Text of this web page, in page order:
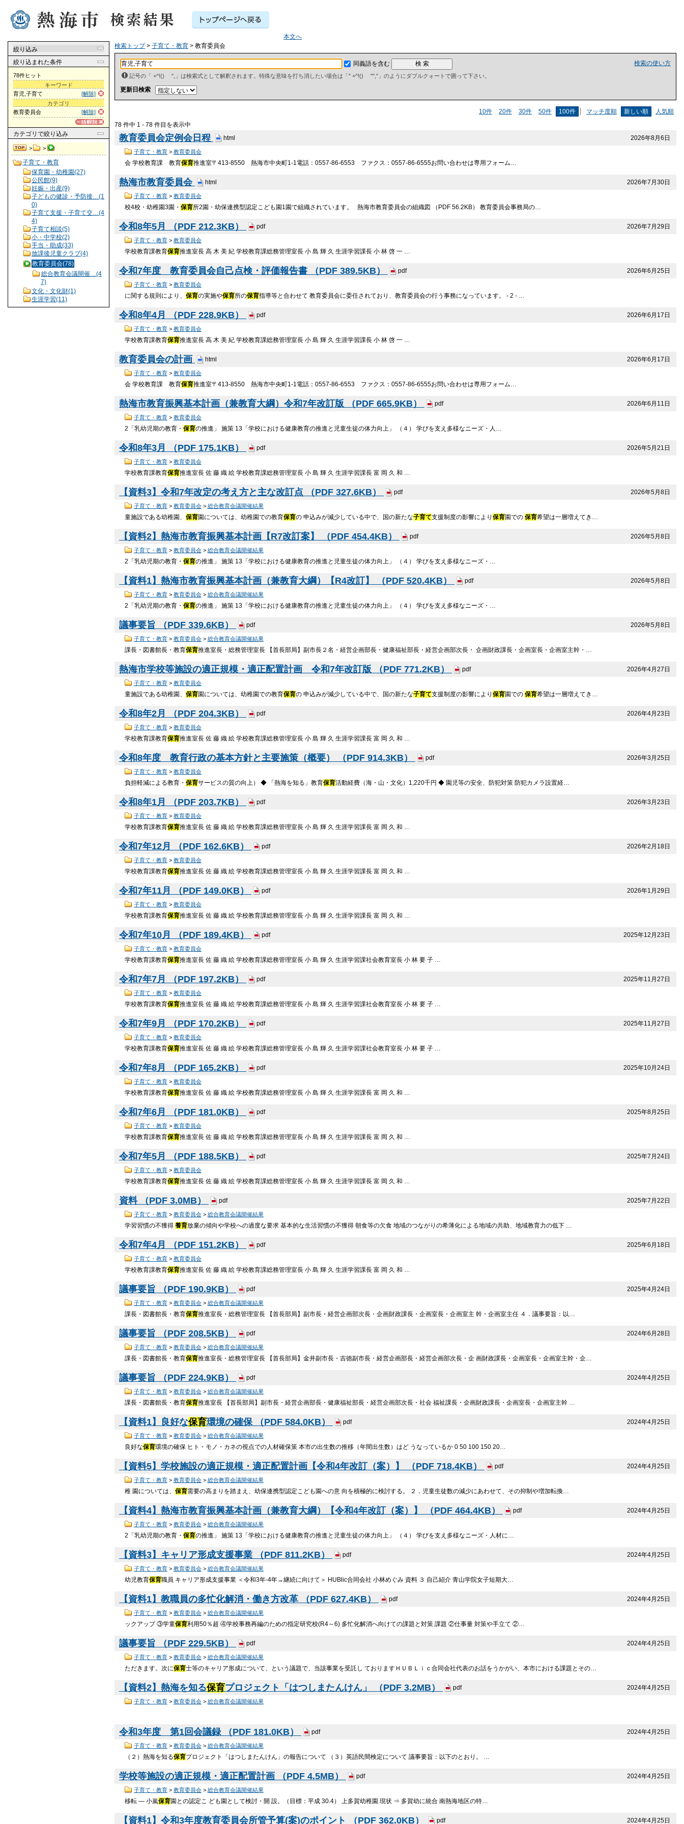
本文へ
絞り込み
絞り込まれた条件
78件ヒット
キーワード
[解除]
育児,子育て
カテゴリ
[解除]
教育委員会
カテゴリ で絞り込み
> >
子育て・教育
保育園・幼稚園(27)
公民館(9)
妊娠・出産(9)
子どもの健診・予防接…(1
0)
子育て支援・子育て交…(4
4)
子育て相談(5)
小・中学校(2)
手当・助成(33)
放課後児童クラブ(4)
教育委員会(78)
総合教育会議開催…(4
7)
文化・文化財(1)
生涯学習(11)
検索トップ> 子育て・教育 > 教育委員会
検索の使い方
同義語を含む
記号の「 +^!() ",」は検索式として解釈されます。特殊な意味を打ち消したい場合は「" +^!() "","」のようにダブルクォートで囲って下さい。
更新日検索
10件 20件 30件 50件 100件 マッチ度順 新しい順
人気順
78 件中 1 - 78 件目を表示中
2026年8月6日
教育委員会定例会日程 html
子育て・教育> 教育委員会
会 学校教育課 教育保育推進室〒413-8550 熱海市中央町1-1電話：0557-86-6553 ファクス：0557-86-6555お問い合わせは専用フォーム…
2026年7月30日
熱海市教育委員会 html
子育て・教育> 教育委員会
校4校・幼稚園3園・保育所2園・幼保連携型認定こども園1園で組織されています。 熱海市教育委員会の組織図 （PDF 56.2KB） 教育委員会事務局の…
2026年7月29日
令和8年5月 （PDF 212.3KB） pdf
子育て・教育> 教育委員会
学校教育課教育保育推進室長 高 木 美 紀 学校教育課総務管理室長 小 島 輝 久 生涯学習課長 小 林 啓 一 …
2026年6月25日
令和7年度 教育委員会自己点検・評価報告書 （PDF 389.5KB） pdf
子育て・教育> 教育委員会
に関する規則により、保育の実施や保育所の保育指導等と合わせて 教育委員会に委任されており、教育委員会の行う事務になっています。 - 2 - …
2026年6月17日
令和8年4月 （PDF 228.9KB） pdf
子育て・教育> 教育委員会
学校教育課教育保育推進室長 高 木 美 紀 学校教育課総務管理室長 小 島 輝 久 生涯学習課長 小 林 啓 一 …
2026年6月17日
教育委員会の計画 html
子育て・教育> 教育委員会
会 学校教育課 教育保育推進室〒413-8550 熱海市中央町1-1電話：0557-86-6553 ファクス：0557-86-6555お問い合わせは専用フォーム…
2026年6月11日
熱海市教育振興基本計画（兼教育大綱）令和7年改訂版 （PDF 665.9KB） pdf
子育て・教育> 教育委員会
2「乳幼児期の教育・保育の推進」 施策 13「学校における健康教育の推進と児童生徒の体力向上」 （４） 学びを支え多様なニーズ・人…
2026年5月21日
令和8年3月 （PDF 175.1KB） pdf
子育て・教育> 教育委員会
学校教育課教育保育推進室長 佐 藤 織 絵 学校教育課総務管理室長 小 島 輝 久 生涯学習課長 富 岡 久 和 …
2026年5月8日
【資料3】令和7年改定の考え方と主な改訂点 （PDF 327.6KB） pdf
子育て・教育> 教育委員会> 総合教育会議開催結果
童施設である幼稚園、保育園については、幼稚園での教育保育の 申込みが減少している中で、国の新たな子育て支援制度の影響により保育園での保育希望は一層増えてき…
2026年5月8日
【資料2】熱海市教育振興基本計画【R7改訂案】 （PDF 454.4KB） pdf
子育て・教育> 教育委員会> 総合教育会議開催結果
2「乳幼児期の教育・保育の推進」 施策 13「学校における健康教育の推進と児童生徒の体力向上」 （４） 学びを支え多様なニーズ・…
2026年5月8日
【資料1】熱海市教育振興基本計画（兼教育大綱）【R4改訂】 （PDF 520.4KB） pdf
子育て・教育> 教育委員会> 総合教育会議開催結果
2「乳幼児期の教育・保育の推進」 施策 13「学校における健康教育の推進と児童生徒の体力向上」 （４） 学びを支え多様なニーズ・…
2026年5月8日
議事要旨 （PDF 339.6KB） pdf
子育て・教育> 教育委員会> 総合教育会議開催結果
課長・図書館長・教育保育推進室長・総務管理室長 【首長部局】副市長２名・経営企画部長・健康福祉部長・経営企画部次長・ 企画財政課長・企画室長・企画室主幹・…
2026年4月27日
熱海市学校等施設の適正規模・適正配置計画 令和7年改訂版 （PDF 771.2KB） pdf
子育て・教育> 教育委員会
童施設である幼稚園、保育園については、幼稚園での教育保育の 申込みが減少している中で、国の新たな子育て支援制度の影響により保育園での保育希望は一層増えてき…
2026年4月23日
令和8年2月 （PDF 204.3KB） pdf
子育て・教育> 教育委員会
学校教育課教育保育推進室長 佐 藤 織 絵 学校教育課総務管理室長 小 島 輝 久 生涯学習課長 富 岡 久 和 …
2026年3月25日
令和8年度 教育行政の基本方針と主要施策（概要） （PDF 914.3KB） pdf
子育て・教育> 教育委員会
負担軽減による教育・保育サービスの質の向上） ◆ 「熱海を知る」教育保育活動経費（海・山・文化）1,220千円 ◆ 園児等の安全、防犯対策 防犯カメラ設置経…
2026年3月23日
令和8年1月 （PDF 203.7KB） pdf
子育て・教育> 教育委員会
学校教育課教育保育推進室長 佐 藤 織 絵 学校教育課総務管理室長 小 島 輝 久 生涯学習課長 富 岡 久 和 …
2026年2月18日
令和7年12月 （PDF 162.6KB） pdf
子育て・教育> 教育委員会
学校教育課教育保育推進室長 佐 藤 織 絵 学校教育課総務管理室長 小 島 輝 久 生涯学習課長 富 岡 久 和 …
2026年1月29日
令和7年11月 （PDF 149.0KB） pdf
子育て・教育> 教育委員会
学校教育課教育保育推進室長 佐 藤 織 絵 学校教育課総務管理室長 小 島 輝 久 生涯学習課長 富 岡 久 和 …
2025年12月23日
令和7年10月 （PDF 189.4KB） pdf
子育て・教育> 教育委員会
学校教育課教育保育推進室長 佐 藤 織 絵 学校教育課総務管理室長 小 島 輝 久 生涯学習課社会教育室長 小 林 要 子 …
2025年11月27日
令和7年7月 （PDF 197.2KB） pdf
子育て・教育> 教育委員会
学校教育課教育保育推進室長 佐 藤 織 絵 学校教育課総務管理室長 小 島 輝 久 生涯学習課社会教育室長 小 林 要 子 …
2025年11月27日
令和7年9月 （PDF 170.2KB） pdf
子育て・教育> 教育委員会
学校教育課教育保育推進室長 佐 藤 織 絵 学校教育課総務管理室長 小 島 輝 久 生涯学習課社会教育室長 小 林 要 子 …
2025年10月24日
令和7年8月 （PDF 165.2KB） pdf
子育て・教育> 教育委員会
学校教育課教育保育推進室長 佐 藤 織 絵 学校教育課総務管理室長 小 島 輝 久 生涯学習課長 富 岡 久 和 …
2025年8月25日
令和7年6月 （PDF 181.0KB） pdf
子育て・教育> 教育委員会
学校教育課教育保育推進室長 佐 藤 織 絵 学校教育課総務管理室長 小 島 輝 久 生涯学習課長 富 岡 久 和 …
2025年7月24日
令和7年5月 （PDF 188.5KB） pdf
子育て・教育> 教育委員会
学校教育課教育保育推進室長 佐 藤 織 絵 学校教育課総務管理室長 小 島 輝 久 生涯学習課長 富 岡 久 和 …
2025年7月22日
資料 （PDF 3.0MB） pdf
子育て・教育> 教育委員会> 総合教育会議開催結果
学習習慣の不獲得養育放棄の傾向や学校への過度な要求 基本的な生活習慣の不獲得 朝食等の欠食 地域のつながりの希薄化による地域の共助、地域教育力の低下 …
2025年6月18日
令和7年4月 （PDF 151.2KB） pdf
子育て・教育> 教育委員会
学校教育課教育保育推進室長 佐 藤 織 絵 学校教育課総務管理室長 小 島 輝 久 生涯学習課長 富 岡 久 和 …
2025年4月24日
議事要旨 （PDF 190.9KB） pdf
子育て・教育> 教育委員会> 総合教育会議開催結果
課長・図書館長・教育保育推進室長・総務管理室長 【首長部局】副市長・経営企画部次長・企画財政課長・企画室長・企画室主 幹・企画室主任 ４．議事要旨：以…
2024年6月28日
議事要旨 （PDF 208.5KB） pdf
子育て・教育> 教育委員会> 総合教育会議開催結果
課長・図書館長・教育保育推進室長・総務管理室長 【首長部局】金井副市長・吉徳副市長・経営企画部長・経営企画部次長・企 画財政課長・企画室長・企画室主幹・企…
2024年4月25日
議事要旨 （PDF 224.9KB） pdf
子育て・教育> 教育委員会> 総合教育会議開催結果
課長・図書館長・教育保育推進室長 【首長部局】副市長・経営企画部長・健康福祉部長・経営企画部次長・社会 福祉課長・企画財政課長・企画室長・企画室主幹 …
2024年4月25日
【資料1】良好な保育環境の確保 （PDF 584.0KB） pdf
子育て・教育> 教育委員会> 総合教育会議開催結果
良好な保育環境の確保 ヒト・モノ・カネの視点での人材確保策 本市の出生数の推移（年間出生数）はど うなっているか 0 50 100 150 20…
2024年4月25日
【資料5】学校施設の適正規模・適正配置計画【令和4年改訂（案）】 （PDF 718.4KB） pdf
子育て・教育> 教育委員会> 総合教育会議開催結果
稚 園については、保育需要の高まりを踏まえ、幼保連携型認定こども園への意 向を積極的に検討する。 ２．児童生徒数の減少にあわせて、その抑制や増加転換…
2024年4月25日
【資料4】熱海市教育振興基本計画（兼教育大綱）【令和4年改訂（案）】 （PDF 464.4KB） pdf
子育て・教育> 教育委員会> 総合教育会議開催結果
2「乳幼児期の教育・保育の推進」 施策 13「学校における健康教育の推進と児童生徒の体力向上」 （４） 学びを支え多様なニーズ・人材に…
2024年4月25日
【資料3】キャリア形成支援事業 （PDF 811.2KB） pdf
子育て・教育> 教育委員会> 総合教育会議開催結果
幼児教育保育職員 キャリア形成支援事業 ＜令和3年-4年→継続に向けて＞ HUBlic合同会社 小林めぐみ 資料 ３ 自己紹介 青山学院女子短期大…
2024年4月25日
【資料1】教職員の多忙化解消・働き方改革 （PDF 627.4KB） pdf
子育て・教育> 教育委員会> 総合教育会議開催結果
ックアップ ③学童保育利用50％超 ④学校事務再編のための指定研究校(R4～6) 多忙化解消へ向けての課題と対策 課題 ②仕事量 対策や手立て ②…
2024年4月25日
議事要旨 （PDF 229.5KB） pdf
子育て・教育> 教育委員会> 総合教育会議開催結果
ただきます。次に保育士等のキャリア形成について、という議題で、当該事業を受託し ておりますＨＵＢＬｉｃ合同会社代表のお話をうかがい、本市における課題とその…
2024年4月25日
【資料2】熱海を知る保育プロジェクト「はつしまたんけん」 （PDF 3.2MB） pdf
子育て・教育> 教育委員会> 総合教育会議開催結果
2024年4月25日
令和3年度 第1回会議録 （PDF 181.0KB） pdf
子育て・教育> 教育委員会> 総合教育会議開催結果
（２）熱海を知る保育プロジェクト「はつしまたんけん」の報告について （３）英語民間検定について 議事要旨：以下のとおり。 …
2024年4月25日
学校等施設の適正規模・適正配置計画 （PDF 4.5MB） pdf
子育て・教育> 教育委員会> 総合教育会議開催結果
移転 ― 小嵐保育園との認定こ ども園として検討・開 設。（目標：平成 30.4） 上多賀幼稚園 現状 ⇒ 多賀幼に統合 南熱海地区の特…
2024年4月25日
【資料1】令和3年度教育委員会所管予算(案)のポイント （PDF 362.0KB） pdf